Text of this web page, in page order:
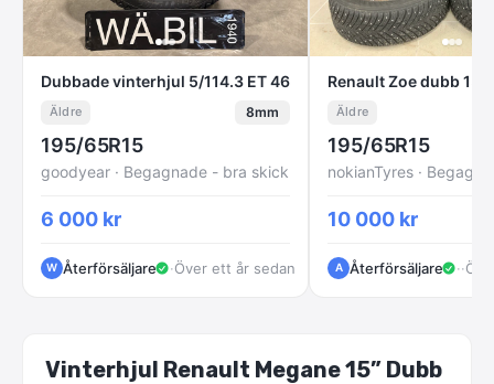
Dubbade vinterhjul 5/114.3 ET 46
Dubbade vinterhjul 5/114.3 ET 46
Äldre 8mm
195/65R15
goodyear · Begagnade - bra skick
6 000 kr
W Återförsäljare ·Över ett år sedan
Renault Zoe
Renault Zoe dubb 15¨
Äldre
195/65R15
10 000 kr
A Återförsäljare ··
Vinterhjul Renault Megane 15” Dubb